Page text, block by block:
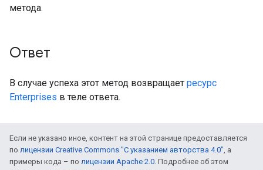
метода.
Ответ
В случае успеха этот метод возвращает ресурс
Enterprises в теле ответа.
Если не указано иное, контент на этой странице предоставляется
по лицензии Creative Commons "С указанием авторства 4.0", а
примеры кода – по лицензии Apache 2.0. Подробнее об этом